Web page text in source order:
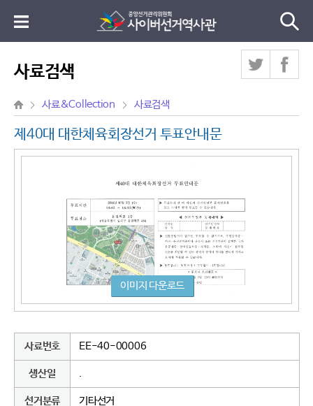
사료검색
사료&Collection 사료검색
제40대 대한체육회장선거 투표안내문
이미지 다운로드
사료번호 EE-40-00006
생산일 .
선거분류 기타선거